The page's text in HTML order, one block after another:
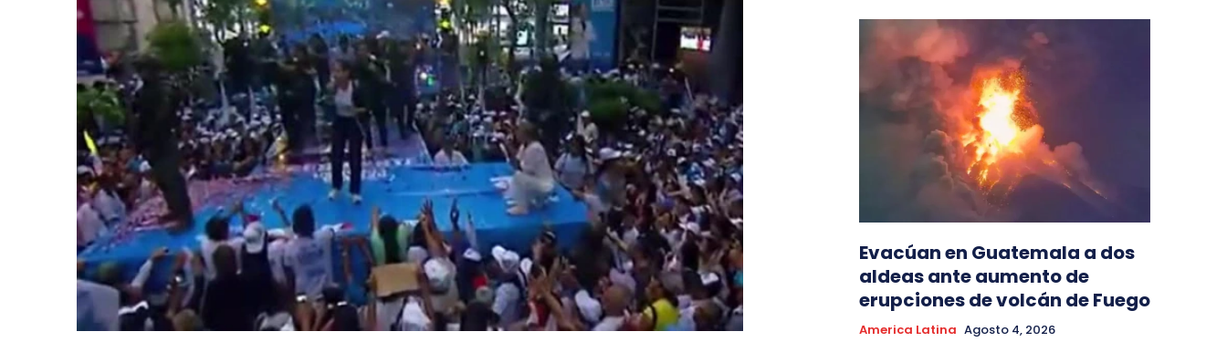
Evacúan en Guatemala a dos
aldeas ante aumento de
erupciones de volcán de Fuego
America Latina Agosto 4, 2026